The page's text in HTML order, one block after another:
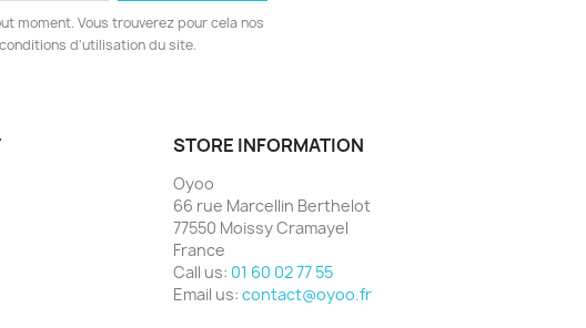
moment. Vous trouverez pour cela nos
d'utilisation du site.
STORE INFORMATION
Oyoo
66 rue Marcellin Berthelot
77550 Moissy Cramayel
France
Call us: 01 60 02 77 55
Email us: contact@oyoo.fr